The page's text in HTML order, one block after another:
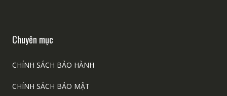
Chuyên mục
CHÍNH SÁCH BẢO HÀNH
CHÍNH SÁCH BẢO MẬT